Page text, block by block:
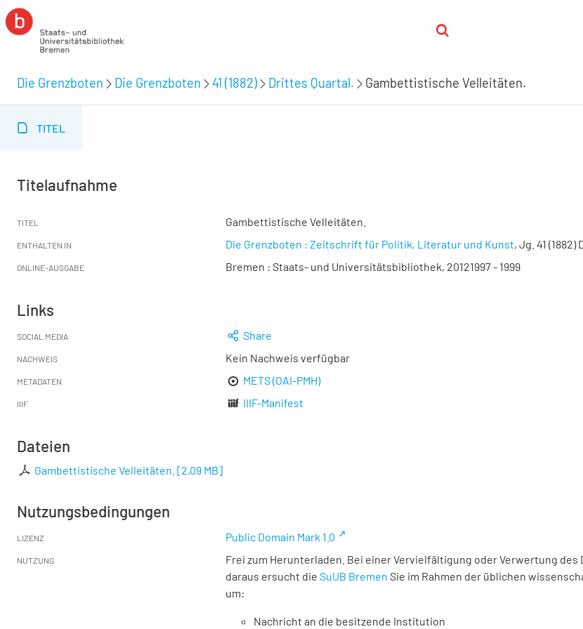
Die Grenzboten Die Grenzboten 41 (1882) Drittes Quartal. Gambettistische Velleitäten.
TITEL
Titelaufnahme
TITEL Gambettistische Velleitäten.
ENTHALTEN IN Die Grenzboten : Zeitschrift für Politik, Literatur und Kunst, Jg. 41
ONLINE-AUSGABE Bremen : Staats- und Universitätsbibliothek, 20121997 - 1999
Links
SOCIAL MEDIA Share
NACHWEIS Kein Nachweis verfügbar
METADATEN METS (OAI-PMH)
IIIF IIIF-Manifest
Dateien
Gambettistische Velleitäten. [2,09 MB]
Nutzungsbedingungen
LIZENZ Public Domain Mark 1.0
NUTZUNG
Frei zum Herunterladen. Bei einer Vervielfältigung oder Verwertung des
daraus ersucht die SuUB Bremen Sie im Rahmen der üblichen
um:
Nachricht an die besitzende Institution